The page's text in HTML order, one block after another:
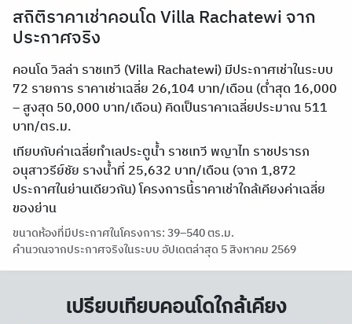
สถิติราคาเช่าคอนโด Villa Rachatewi จาก
ประกาศจริง
คอนโด วิลล่า ราชเทวี (Villa Rachatewi) มีประกาศเช่าในระบบ
72 รายการ ราคาเช่าเฉลี่ย 26,104 บาท/เดือน (ต่ำสุด 16,000
– สูงสุด 50,000 บาท/เดือน) คิดเป็นราคาเฉลี่ยประมาณ 511
บาท/ตร.ม.
เทียบกับค่าเฉลี่ยทำเลประตูน้ำ ราชเทวี พญาไท ราชปรารภ
อนุสาวรีย์ชัย รางน้ำที่ 25,632 บาท/เดือน (จาก 1,872
ประกาศในย่านเดียวกัน) โครงการนี้ราคาเช่าใกล้เคียงค่าเฉลี่ย
ของย่าน
ขนาดห้องที่มีประกาศในโครงการ: 39–540 ตร.ม.
คำนวณจากประกาศจริงในระบบ อัปเดตล่าสุด 5 สิงหาคม 2569
เปรียบเทียบคอนโดใกล้เคียง